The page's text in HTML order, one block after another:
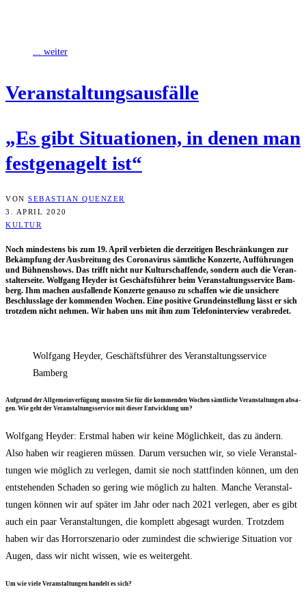
... weiter
Ver­an­stal­tungs­aus­fäl­le
„Es gibt Situa­tio­nen, in denen man
fest­ge­na­gelt ist“
VON SEBASTIAN QUENZER
3. APRIL 2020
KULTUR
Noch min­des­tens bis zum 19. April ver­bie­ten die der­zei­ti­gen Beschrän­kun­gen zur
Bekämp­fung der Aus­brei­tung des Coro­na­vi­rus sämt­li­che Kon­zer­te, Auf­füh­run­gen
und Büh­nen­shows. Das trifft nicht nur Kul­tur­schaf­fen­de, son­dern auch die Ver­an­
stal­ter­sei­te. Wolf­gang Heyder ist Geschäfts­füh­rer beim Ver­an­stal­tungs­ser­vice Bam­
berg. Ihm machen aus­fal­len­de Kon­zer­te genau­so zu schaf­fen wie die unsi­che­re
Beschluss­la­ge der kom­men­den Wochen. Eine posi­ti­ve Grund­ein­stel­lung lässt er sich
trotz­dem nicht neh­men. Wir haben uns mit ihm zum Tele­fon­in­ter­view verabredet.
Wolf­gang Heyder, Geschäfts­füh­rer des Ver­an­stal­tungs­ser­vice
Bamberg
Auf­grund der All­ge­mein­ver­fü­gung muss­ten Sie für die kom­men­den Wochen sämt­li­che Ver­an­stal­tun­gen absa­
gen. Wie geht der Ver­an­stal­tungs­ser­vice mit die­ser Ent­wick­lung um?
Wolf­gang Heyder: Erst­mal haben wir kei­ne Mög­lich­keit, das zu ändern.
Also haben wir reagie­ren müs­sen. Dar­um ver­su­chen wir, so vie­le Ver­an­stal­
tun­gen wie mög­lich zu ver­le­gen, damit sie noch statt­fin­den kön­nen, um den
ent­ste­hen­den Scha­den so gering wie mög­lich zu hal­ten. Man­che Ver­an­stal­
tun­gen kön­nen wir auf spä­ter im Jahr oder nach 2021 ver­le­gen, aber es gibt
auch ein paar Ver­an­stal­tun­gen, die kom­plett abge­sagt wur­den. Trotz­dem
haben wir das Hor­ror­sze­na­rio oder zumin­dest die schwie­ri­ge Situa­ti­on vor
Augen, dass wir nicht wis­sen, wie es weitergeht.
Um wie vie­le Ver­an­stal­tun­gen han­delt es sich?